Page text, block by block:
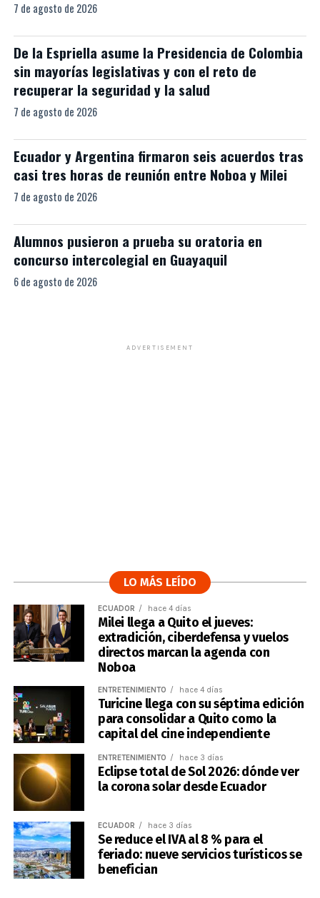
7 de agosto de 2026
De la Espriella asume la Presidencia de Colombia
sin mayorías legislativas y con el reto de
recuperar la seguridad y la salud
7 de agosto de 2026
Ecuador y Argentina firmaron seis acuerdos tras
casi tres horas de reunión entre Noboa y Milei
7 de agosto de 2026
Alumnos pusieron a prueba su oratoria en
concurso intercolegial en Guayaquil
6 de agosto de 2026
ADVERTISEMENT
LO MÁS LEÍDO
ECUADOR hace 4 días
Milei llega a Quito el jueves:
extradición, ciberdefensa y vuelos
directos marcan la agenda con
Noboa
ENTRETENIMIENTO hace 4 días
Turicine llega con su séptima edición
para consolidar a Quito como la
capital del cine independiente
ENTRETENIMIENTO hace 3 días
Eclipse total de Sol 2026: dónde ver
la corona solar desde Ecuador
ECUADOR hace 3 días
Se reduce el IVA al 8 % para el
feriado: nueve servicios turísticos se
benefician